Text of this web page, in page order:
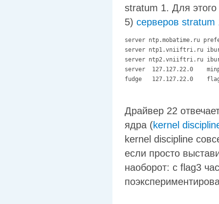
stratum 1. Для
5) серверов stratum
server ntp.mobatime.ru
server ntp1.vniiftri.ru
server ntp2.vniiftri.ru
server  127.127.22.0
fudge   127.127.22.0
Драйвер 22
ядра (kernel
kernel discipline
если просто
наоборот: с flag3